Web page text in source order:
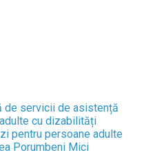
de servicii de asistență
cu dizabilități
pentru persoane adulte
Porumbeni Mici